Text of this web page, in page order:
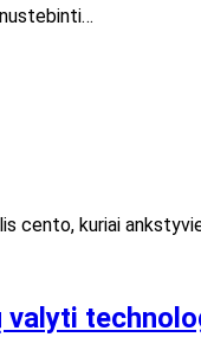
cento, kuriai